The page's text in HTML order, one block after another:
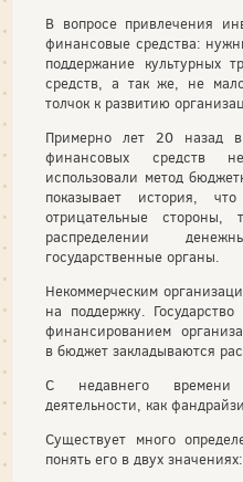
В вопросе привлечения
финансовые средства:
поддержание культурных
средств, а так же, не
толчок к развитию
Примерно лет 20 назад
финансовых средств
использовали метод
показывает история,
отрицательные
распределении
государственные органы.
Некоммерческим
на поддержку.
финансированием
в бюджет закладываются
С недавнего времени
деятельности, как
Существует много
понять его в двух значениях: